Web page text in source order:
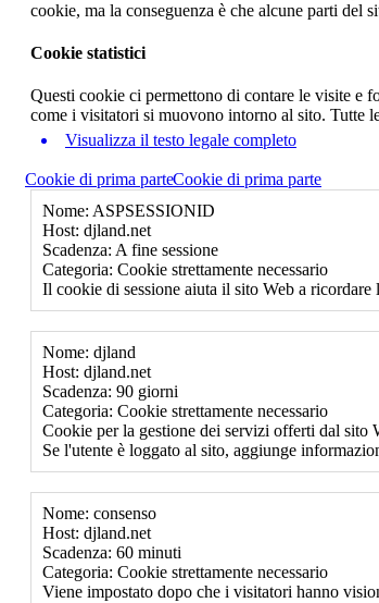
cookie, ma la conseguenza è che alcune parti del
Cookie statistici
Questi cookie ci permettono di contare le visite e
come i visitatori si muovono intorno al sito. Tutte
Visualizza il testo legale completo
Cookie di prima parteCookie di prima parte
Nome: ASPSESSIONID
Host: djland.net
Scadenza: A fine sessione
Categoria: Cookie strettamente necessario
Il cookie di sessione aiuta il sito Web a
Nome: djland
Host: djland.net
Scadenza: 90 giorni
Categoria: Cookie strettamente necessario
Cookie per la gestione dei servizi offerti dal sito
Se l'utente è loggato al sito, aggiunge
Nome: consenso
Host: djland.net
Scadenza: 60 minuti
Categoria: Cookie strettamente necessario
Viene impostato dopo che i visitatori hanno